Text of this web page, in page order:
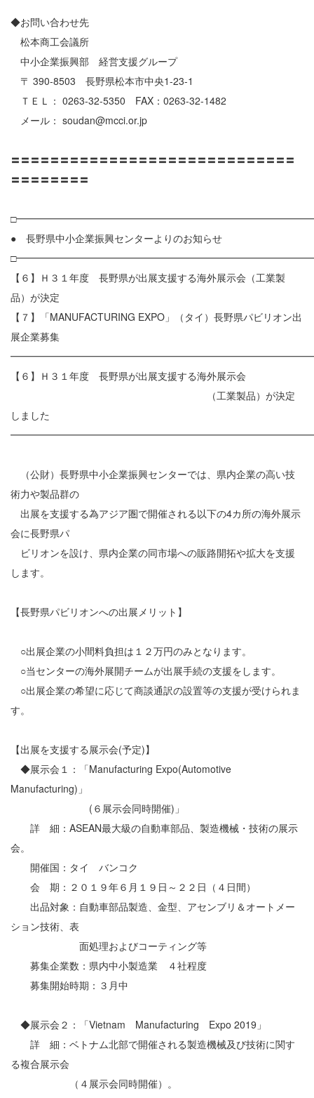
◆お問い合わせ先
松本商工会議所
中小企業振興部 経営支援グループ
〒 390-8503 長野県松本市中央1-23-1
ＴＥＬ： 0263-32-5350 FAX：0263-32-1482
メール： soudan@mcci.or.jp
〓〓〓〓〓〓〓〓〓〓〓〓〓〓〓〓〓〓〓〓〓〓〓〓〓〓〓〓〓
〓〓〓〓〓〓〓〓
● 長野県中小企業振興センターよりのお知らせ
【６】Ｈ３１年度 長野県が出展支援する海外展示会（工業製
品）が決定
【７】「MANUFACTURING EXPO」（タイ）長野県パビリオン出
展企業募集
【６】Ｈ３１年度 長野県が出展支援する海外展示会
（工業製品）が決定
しました
（公財）長野県中小企業振興センターでは、県内企業の高い技
術力や製品群の
出展を支援する為アジア圏で開催される以下の4カ所の海外展示
会に長野県パ
ビリオンを設け、県内企業の同市場への販路開拓や拡大を支援
します。
【長野県パビリオンへの出展メリット】
○出展企業の小間料負担は１２万円のみとなります。
○当センターの海外展開チームが出展手続の支援をします。
○出展企業の希望に応じて商談通訳の設置等の支援が受けられま
す。
【出展を支援する展示会(予定)】
◆展示会１：「Manufacturing Expo(Automotive
Manufacturing)」
(６展示会同時開催)」
詳 細：ASEAN最大級の自動車部品、製造機械・技術の展示
会。
開催国：タイ バンコク
会 期：２０１９年６月１９日～２２日（４日間）
出品対象：自動車部品製造、金型、アセンブリ＆オートメー
ション技術、表
面処理およびコーティング等
募集企業数：県内中小製造業 ４社程度
募集開始時期：３月中
◆展示会２：「Vietnam Manufacturing Expo 2019」
詳 細：ベトナム北部で開催される製造機械及び技術に関す
る複合展示会
（４展示会同時開催）。